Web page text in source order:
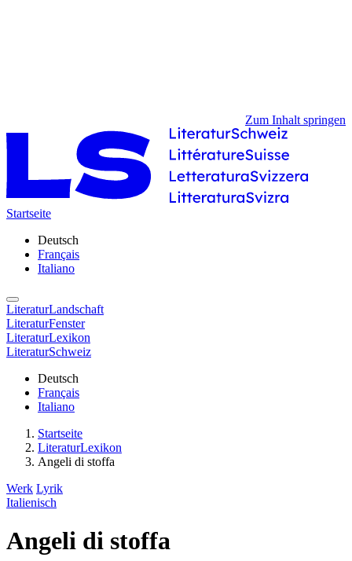
Zum Inhalt springen
Startseite
Deutsch
Français
Italiano
LiteraturLandschaft
LiteraturFenster
LiteraturLexikon
LiteraturSchweiz
Deutsch
Français
Italiano
Startseite
LiteraturLexikon
Angeli di stoffa
Werk Lyrik
Italienisch
Angeli di stoffa